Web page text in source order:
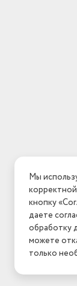
Мы
кнопку
даете
обработку
можете
только